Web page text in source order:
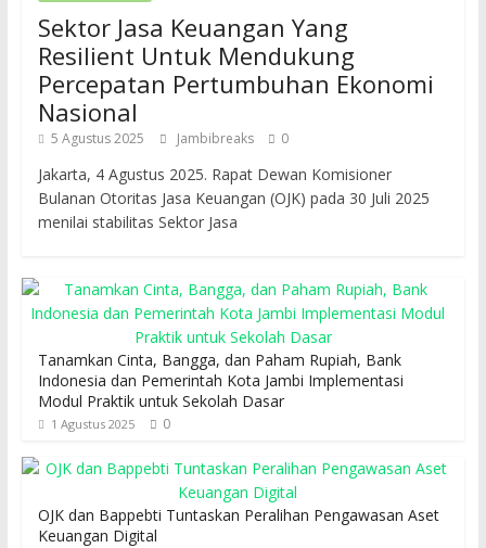
Sektor Jasa Keuangan Yang
Resilient Untuk Mendukung
Percepatan Pertumbuhan Ekonomi
Nasional
5 Agustus 2025 Jambibreaks 0
Jakarta, 4 Agustus 2025. Rapat Dewan Komisioner
Bulanan Otoritas Jasa Keuangan (OJK) pada 30 Juli 2025
menilai stabilitas Sektor Jasa
Tanamkan Cinta, Bangga, dan Paham Rupiah, Bank
Indonesia dan Pemerintah Kota Jambi Implementasi
Modul Praktik untuk Sekolah Dasar
1 Agustus 2025 0
OJK dan Bappebti Tuntaskan Peralihan Pengawasan Aset
Keuangan Digital